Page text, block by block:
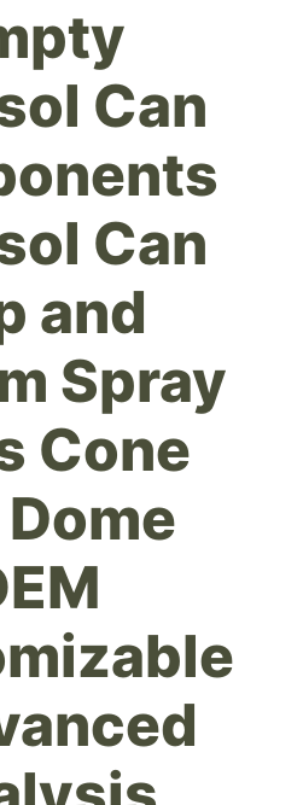
Can
Can
and
Spray
Cone